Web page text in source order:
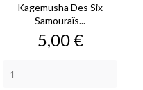
Kagemusha Des Six
Samouraïs...
Prix
5,00 €